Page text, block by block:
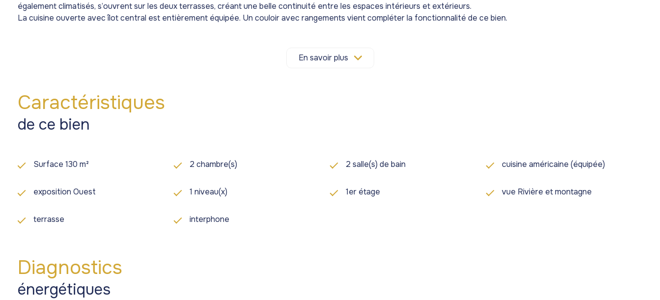
également climatisés, s’ouvrent sur les deux terrasses, créant une belle continuité entre les espaces intérieurs et extérieurs.
La cuisine ouverte avec îlot central est entièrement équipée. Un couloir avec rangements vient compléter la fonctionnalité de ce bien.
, avec
En savoir plus
Caractéristiques
de ce bien
Surface 130 m² 2 chambre(s) 2 salle(s) de bain cuisine américaine (équipée)
exposition Ouest 1 niveau(x) 1er étage vue Rivière et montagne
terrasse interphone
Diagnostics
énergétiques